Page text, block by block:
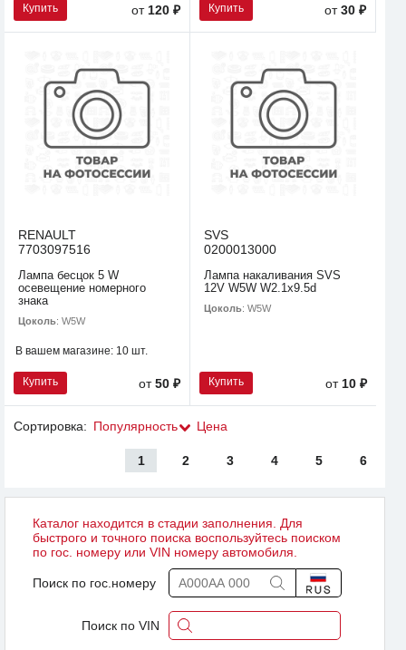
Купить от120 ₽ Купить от30 ₽
RENAULT
7703097516
Лампа бесцок 5 W
осевещение номерного
знака
Цоколь: W5W
В вашем магазине: 10 шт.
Купить от50 ₽
SVS
0200013000
Лампа накаливания SVS
12V W5W W2.1х9.5d
Цоколь: W5W
Купить от 10 ₽
Сортировка: Популярность Цена
1 2 3 4 5 6
Каталог находится в стадии заполнения. Для
быстрого и точного поиска воспользуйтесь поиском
по гос. номеру или VIN номеру автомобиля.
Поиск по гос.номеру
Поиск по VIN